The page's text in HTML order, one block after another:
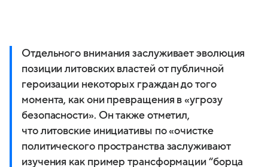
Отдельного внимания заслуживает эволюция
позиции литовских властей от публичной
героизации некоторых граждан до того
момента, как они превращения в «угрозу
безопасности». Он также отметил,
что литовские инициативы по «очистке
политического пространства заслуживают
изучения как пример трансформации “борца